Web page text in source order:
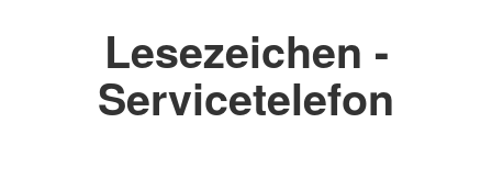
Lesezeichen -
Servicetelefon